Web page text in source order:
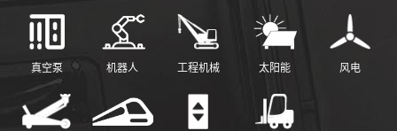
真空泵 机器人 工程机械 太阳能 风电